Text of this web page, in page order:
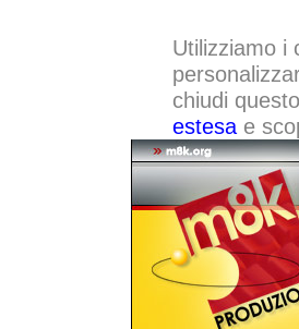
Utilizziamo i
chiudi
estesae